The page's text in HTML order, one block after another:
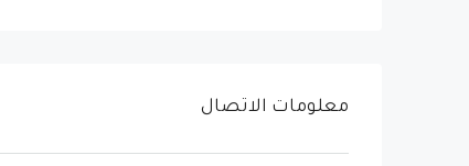
معلومات الاتصال